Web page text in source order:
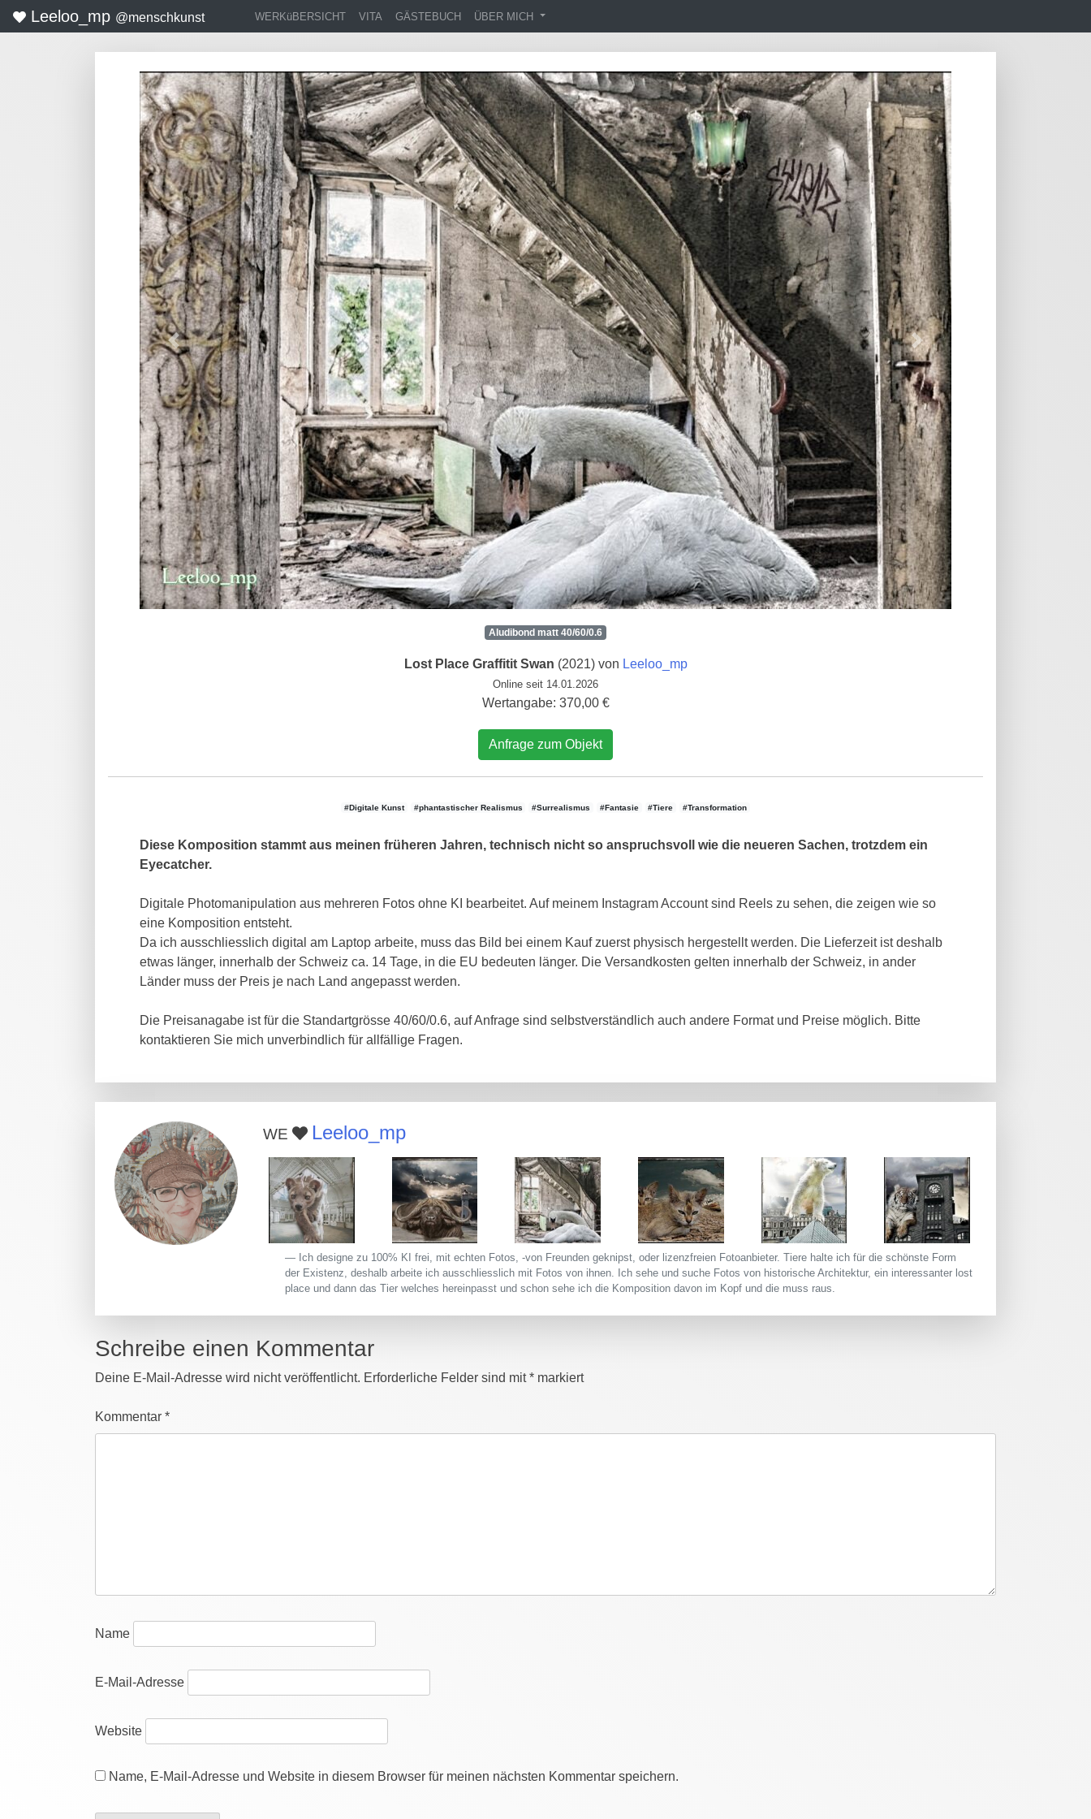
Leeloo_mp @menschkunst WERKüBERSICHT VITA GÄSTEBUCH ÜBER MICH
Aludibond matt 40/60/0.6
Lost Place Graffitit Swan (2021) von Leeloo_mp
Online seit 14.01.2026
Wertangabe: 370,00 €
Anfrage zum Objekt
#Digitale Kunst #phantastischer Realismus #Surrealismus #Fantasie #Tiere #Transformation
Diese Komposition stammt aus meinen früheren Jahren, technisch nicht so anspruchsvoll wie die neueren Sachen, trotzdem ein
Eyecatcher.
Digitale Photomanipulation aus mehreren Fotos ohne KI bearbeitet. Auf meinem Instagram Account sind Reels zu sehen, die zeigen wie so
eine Komposition entsteht.
Da ich ausschliesslich digital am Laptop arbeite, muss das Bild bei einem Kauf zuerst physisch hergestellt werden. Die Lieferzeit ist deshalb
etwas länger, innerhalb der Schweiz ca. 14 Tage, in die EU bedeuten länger. Die Versandkosten gelten innerhalb der Schweiz, in ander
Länder muss der Preis je nach Land angepasst werden.
Die Preisanagabe ist für die Standartgrösse 40/60/0.6, auf Anfrage sind selbstverständlich auch andere Format und Preise möglich. Bitte
kontaktieren Sie mich unverbindlich für allfällige Fragen.
WE Leeloo_mp
Ich designe zu 100% KI frei, mit echten Fotos, -von Freunden geknipst, oder lizenzfreien Fotoanbieter. Tiere halte ich für die schönste Form
der Existenz, deshalb arbeite ich ausschliesslich mit Fotos von ihnen. Ich sehe und suche Fotos von historische Architektur, ein interessanter lost
place und dann das Tier welches hereinpasst und schon sehe ich die Komposition davon im Kopf und die muss raus.
Schreibe einen Kommentar
Deine E-Mail-Adresse wird nicht veröffentlicht. Erforderliche Felder sind mit* markiert
Kommentar *
Name
E-Mail-Adresse
Website
Name, E-Mail-Adresse und Website in diesem Browser für meinen nächsten Kommentar speichern.